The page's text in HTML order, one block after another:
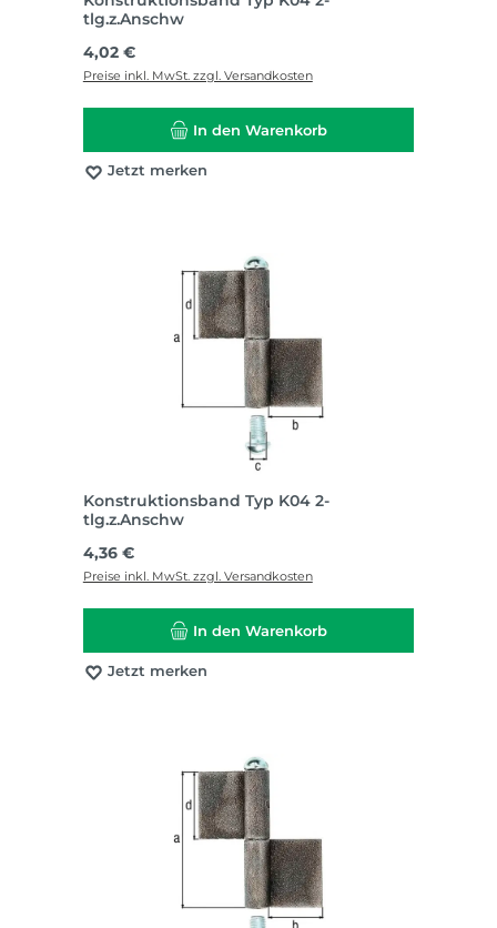
tlg.z.Anschw
Regulärer Preis:
4,02 €
Preise inkl. MwSt. zzgl. Versandkosten
In den Warenkorb
Jetzt merken
Konstruktionsband Typ K04 2-
tlg.z.Anschw
Regulärer Preis:
4,36 €
Preise inkl. MwSt. zzgl. Versandkosten
In den Warenkorb
Jetzt merken